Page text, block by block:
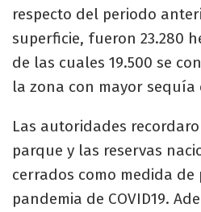
respecto del periodo
superficie, fueron 23.280
de las cuales 19.500 se
la zona con mayor sequía
Las autoridades
parque y las reservas
cerrados como medida
pandemia de COVID19.